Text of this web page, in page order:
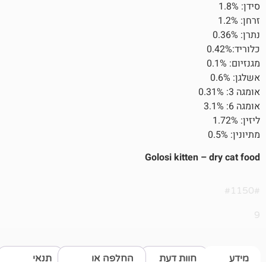
Golosi
תנאי
חוות דעת
החלפה או